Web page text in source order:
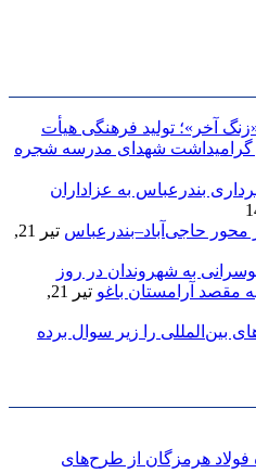
آخر»؛ تولید فرهنگی هیأت
گرامیداشت شهدای مدرسه شجره
بندرعباس به عزاداران
محور حاجی‌آباد–بندرعباس
تیر 21,
به شهروندان در روز
تیر 21,
بین‌المللی را زیر سوال برده
فولاد هرمزگان از طرح‌های